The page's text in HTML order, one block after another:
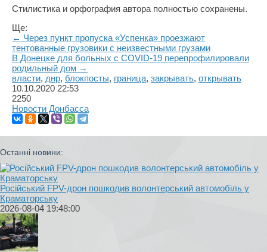
Стилистика и орфография автора полностью сохранены.
Ще:
← Через пункт пропуска «Успенка» проезжают
тентованные грузовики с неизвестными грузами
В Донецке для больных с COVID-19 перепрофилировали
родильный дом →
власти, днр, блокпосты, граница, закрывать, открывать
10.10.2020 22:53
2250
Новости Донбасса
Останні новини:
Російський FPV-дрон пошкодив волонтерський автомобіль у
Краматорську
2026-08-04 19:48:00